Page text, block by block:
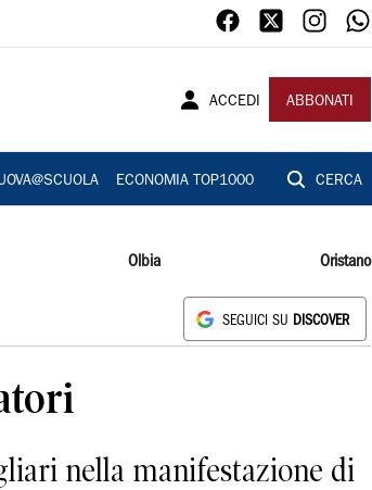
ACCEDI ABBONATI
ECONOMIA TOP1000 CERCA
Olbia Oristano
SEGUICI SU DISCOVER
nella manifestazione di